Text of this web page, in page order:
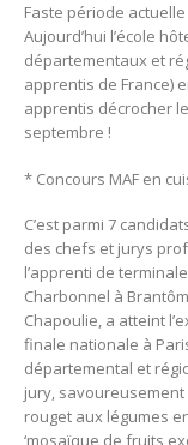
Faste période
Aujourd’hui l’école
départementaux et
apprentis de France)
apprentis décrocher
septembre !
* Concours MAF en
C’est parmi 7
des chefs et jurys
l’apprenti de
Charbonnel à
Chapoulie, a atteint
finale nationale à
départemental et
jury,
rouget aux légumes
‘mosaïque de fruits